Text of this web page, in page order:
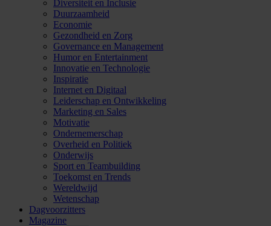
Diversiteit en Inclusie
Duurzaamheid
Economie
Gezondheid en Zorg
Governance en Management
Humor en Entertainment
Innovatie en Technologie
Inspiratie
Internet en Digitaal
Leiderschap en Ontwikkeling
Marketing en Sales
Motivatie
Ondernemerschap
Overheid en Politiek
Onderwijs
Sport en Teambuilding
Toekomst en Trends
Wereldwijd
Wetenschap
Dagvoorzitters
Magazine